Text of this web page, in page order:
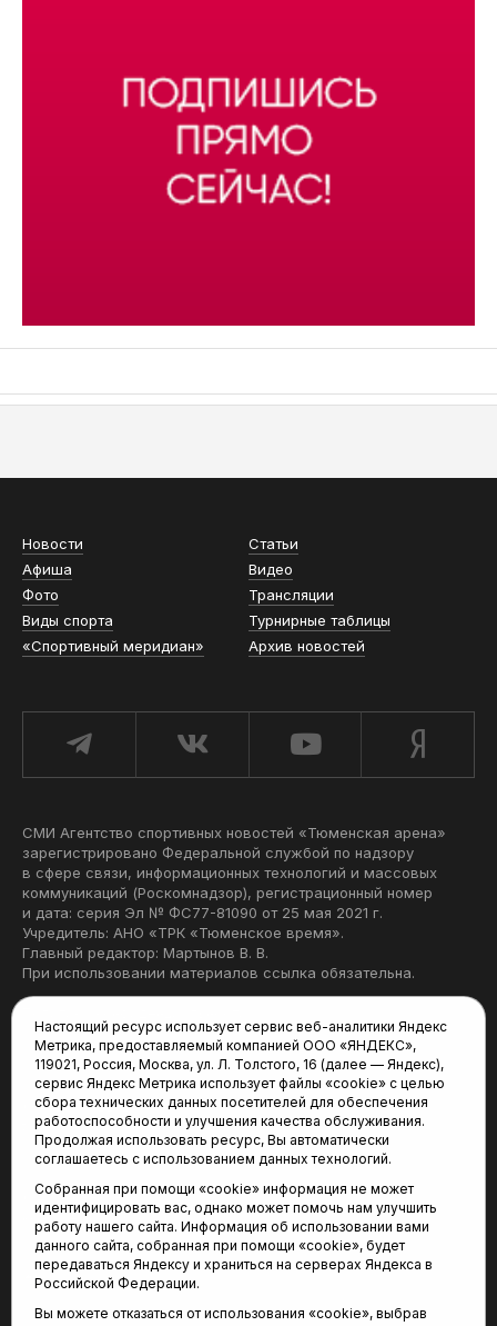
Новости
Статьи
Афиша
Видео
Фото
Трансляции
Виды спорта
Турнирные таблицы
«Спортивный меридиан»
Архив новостей
СМИ Агентство спортивных новостей «Тюменская арена»
зарегистрировано Федеральной службой по надзору
в сфере связи, информационных технологий и массовых
коммуникаций (Роскомнадзор), регистрационный номер
и дата: серия Эл № ФС77-81090 от 25 мая 2021 г.
Учредитель: АНО «ТРК «Тюменское время».
Главный редактор: Мартынов В. В.
При использовании материалов ссылка обязательна.
Редакция:
625035, Тюмень, пр. Геологоразведчиков, 28А
(3452) 68-22-28
tum-arena@mail.ru
Отдел продаж:
(3452) 68-89-78
kotovaev@sibinformburo.ru
Настоящий ресурс использует сервис веб-аналитики Яндекс
Метрика, предоставляемый компанией ООО «ЯНДЕКС»,
119021, Россия, Москва, ул. Л. Толстого, 16 (далее — Яндекс),
сервис Яндекс Метрика использует файлы «cookie» с целью
сбора технических данных посетителей для обеспечения
работоспособности и улучшения качества обслуживания.
Продолжая использовать ресурс, Вы автоматически
соглашаетесь с использованием данных технологий.
Собранная при помощи «cookie» информация не может
идентифицировать вас, однако может помочь нам улучшить
работу нашего сайта. Информация об использовании вами
данного сайта, собранная при помощи «cookie», будет
передаваться Яндексу и храниться на серверах Яндекса в
Российской Федерации.
Вы можете отказаться от использования «cookie», выбрав